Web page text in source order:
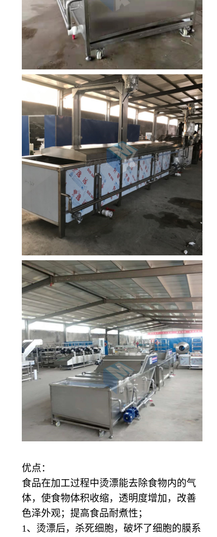
优点：
食品在加工过程中烫漂能去除食物内的气
体，使食物体积收缩，透明度增加，改善
色泽外观；提高食品耐煮性；
1、烫漂后，杀死细胞，破坏了细胞的膜系